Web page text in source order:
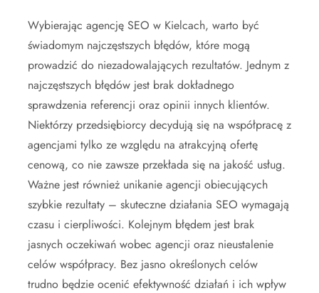
Wybierając agencję SEO w Kielcach, warto być
świadomym najczęstszych błędów, które mogą
prowadzić do niezadowalających rezultatów. Jednym z
najczęstszych błędów jest brak dokładnego
sprawdzenia referencji oraz opinii innych klientów.
Niektórzy przedsiębiorcy decydują się na współpracę z
agencjami tylko ze względu na atrakcyjną ofertę
cenową, co nie zawsze przekłada się na jakość usług.
Ważne jest również unikanie agencji obiecujących
szybkie rezultaty – skuteczne działania SEO wymagają
czasu i cierpliwości. Kolejnym błędem jest brak
jasnych oczekiwań wobec agencji oraz nieustalenie
celów współpracy. Bez jasno określonych celów
trudno będzie ocenić efektywność działań i ich wpływ